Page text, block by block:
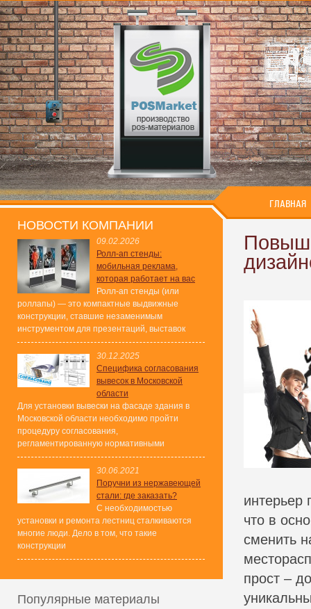
ГЛАВНАЯ
НОВОСТИ КОМПАНИИ
09.02.2026
Ролл-ап стенды:
мобильная реклама,
которая работает на вас
Ролл-ап стенды (или
роллапы) — это компактные выдвижные
конструкции, ставшие незаменимым
инструментом для презентаций, выставок
30.12.2025
Специфика согласования
вывесок в Московской
области
Для установки вывески на фасаде здания в
Московской области необходимо пройти
процедуру согласования,
регламентированную нормативными
30.06.2021
Поручни из нержавеющей
стали: где заказать?
С необходимостью
установки и ремонта лестниц сталкиваются
многие люди. Дело в том, что такие
конструкции
Популярные материалы
интерьер
что в
сменить
прост –